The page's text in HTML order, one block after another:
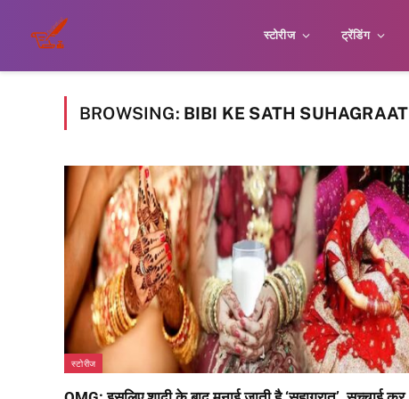
स्टोरीज ट्रेंडिंग
BROWSING: BIBI KE SATH SUHAGRAAT
स्टोरीज